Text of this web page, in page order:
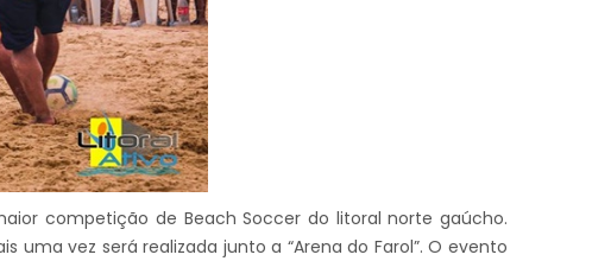
competição de Beach Soccer do litoral norte gaúcho.
uma vez será realizada junto a “Arena do Farol”. O evento